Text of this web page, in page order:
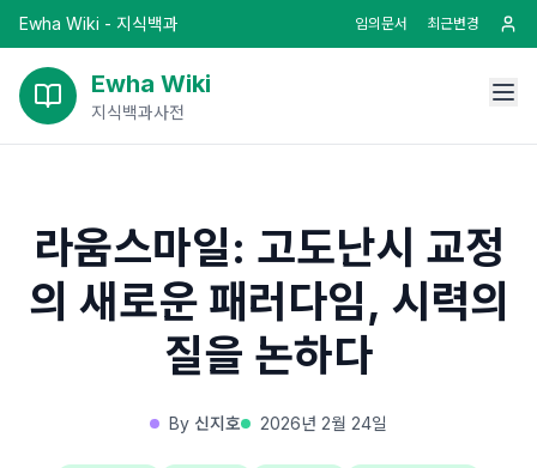
Ewha Wiki - 지식백과 임의문서 최근변경
Ewha Wiki
지식백과사전
라움스마일: 고도난시 교정
의 새로운 패러다임, 시력의
질을 논하다
By 신지호 2026년 2월 24일